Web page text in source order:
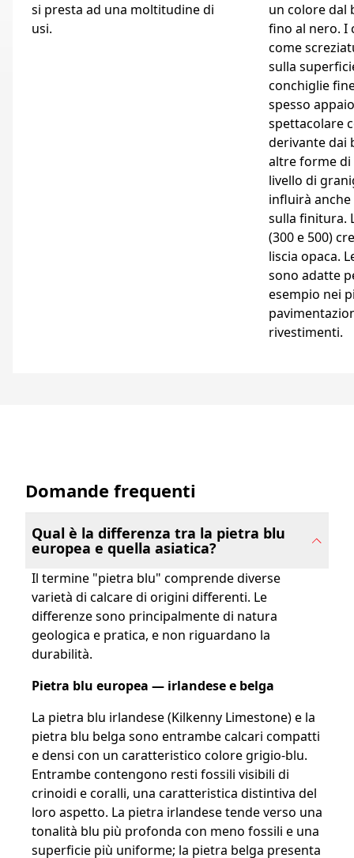
si presta ad una moltitudine di
usi.
un colore dal
fino al nero. I
come
sulla
conchiglie
spesso
spettacolare
derivante dai
altre forme di
livello di
influirà
sulla finitura.
(300 e 500)
liscia opaca.
sono adatte
esempio nei
rivestimenti.
Domande frequenti
Qual è la differenza tra la pietra blu
europea e quella asiatica?
Il termine "pietra blu" comprende diverse
varietà di calcare di origini differenti. Le
differenze sono principalmente di natura
geologica e pratica, e non riguardano la
durabilità.
Pietra blu europea — irlandese e belga
La pietra blu irlandese (Kilkenny Limestone) e la
pietra blu belga sono entrambe calcari compatti
e densi con un caratteristico colore grigio-blu.
Entrambe contengono resti fossili visibili di
crinoidi e coralli, una caratteristica distintiva del
loro aspetto. La pietra irlandese tende verso una
tonalità blu più profonda con meno fossili e una
superficie più uniforme; la pietra belga presenta